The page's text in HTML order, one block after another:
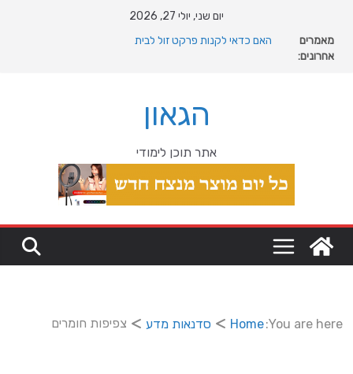
content
יום שני, יולי 27, 2026
מאמרים
אחרונים:
האם כדאי לקנות פרקט זול לבית
מה רוצה דונאלד טראמפ מגרינלנד: מהיסטוריה ויקינגית
הגאון
אתר תוכן לימודי
You are here:
Home סדנאות מדע צפיפות חומרים